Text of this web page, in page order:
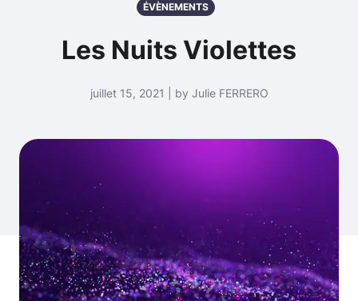
ÉVÈNEMENTS
Les Nuits Violettes
juillet 15, 2021 | by Julie FERRERO